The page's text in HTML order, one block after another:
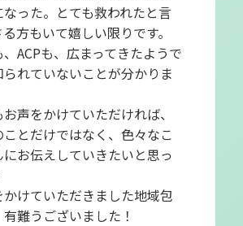
った。とても救われたと言
方もいて嬉しい限りです。
ACPも、広まってきたようで
られていないことが分かりま
声をかけていただければ、
とだけではなく、色々なこ
にお伝えしていきたいと思っ
けていただきました地域包
難うございました！